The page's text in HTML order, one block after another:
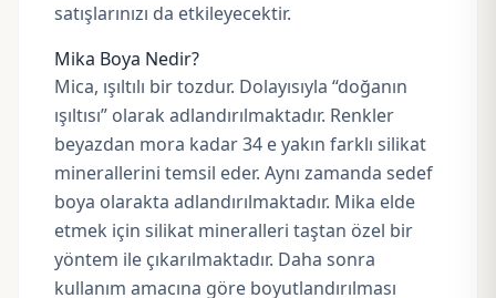
satışlarınızı da etkileyecektir.
Mika Boya Nedir?
Mica, ışıltılı bir tozdur. Dolayısıyla “doğanın
ışıltısı” olarak adlandırılmaktadır. Renkler
beyazdan mora kadar 34 e yakın farklı silikat
minerallerini temsil eder. Aynı zamanda sedef
boya olarakta adlandırılmaktadır. Mika elde
etmek için silikat mineralleri taştan özel bir
yöntem ile çıkarılmaktadır. Daha sonra
kullanım amacına göre boyutlandırılması